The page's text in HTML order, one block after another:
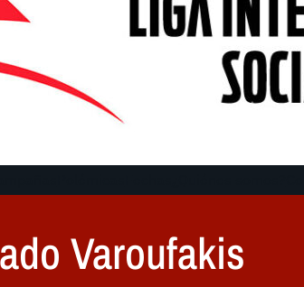
Varoufakis